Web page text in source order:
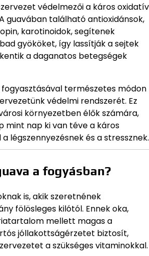
védelmezői a káros oxidatív
guavában található antioxidánsok,
karotinoidok, segítenek
gyököket, így lassítják a sejtek
a daganatos betegségek
természetes módon
védelmi rendszerét. Ez
környezetben élők számára,
mint nap ki van téve a káros
légszennyezésnek és a stressznek.
a fogyásban?
is, akik szeretnének
fölösleges kilótól. Ennek oka,
mellett magas a
jóllakottságérzetet biztosít,
a szükséges vitaminokkal.